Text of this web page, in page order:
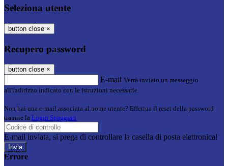
Seleziona utente
button close ×
Recupero password
button close ×
E-mail Verrà inviato un messaggio
all'indirizzo indicato con le istruzioni necessarie.
Non hai una e-mail associata al nome utente? Effettua il reset della password
tramite la Login Spaggiari
E-mail inviata, si prega di controllare la casella di posta elettronica!
Errore